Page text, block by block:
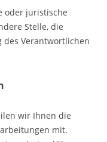
oder juristische
Stelle, die
des Verantwortlichen
wir Ihnen die
mit.